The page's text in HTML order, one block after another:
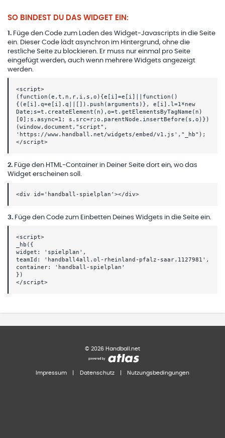
SO BINDEST DU DAS WIDGET EIN:
1 . Füge den Code zum Laden des Widget-Javascripts in die Seite
ein. Dieser Code lädt asynchron im Hintergrund, ohne die
restliche Seite zu blockieren. Er muss nur einmal pro Seite
eingefügt werden, auch wenn mehrere Widgets angezeigt
werden.
<script>
(function(e,t,n,r,i,s,o){e[i]=e[i]||function()
{(e[i].q=e[i].q||[]).push(arguments)}, e[i].l=1*new
Date;s=t.createElement(n),o=t.getElementsByTagName(n)
[0];s.async=1; s.src=r;o.parentNode.insertBefore(s,o)})
(window,document,"script",
'https://www.handball.net/widgets/embed/v1.js',"_hb");
</script>
2. Füge den HTML-Container in Deiner Seite dort ein, wo das
Widget erscheinen soll.
<div id='handball-spielplan'></div>
3. Füge den Code zum Einbetten Deines Widgets in die Seite ein.
<script>
_hb({
widget: 'spielplan',
teamId: 'handball4all.ol-rheinland-pfalz-saar.1127981',
container: 'handball-spielplan'
})
</script>
© 2026 Handball.net
Impressum Datenschutz Nutzungsbedingungen